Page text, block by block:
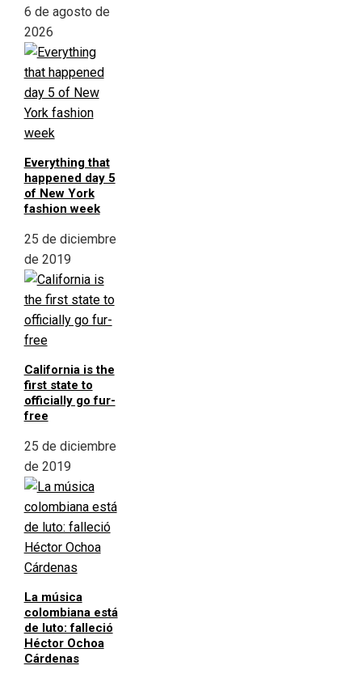
6 de agosto de
2026
Everything that
happened day 5
of New York
fashion week
25 de diciembre
de 2019
California is the
first state to
officially go fur-
free
25 de diciembre
de 2019
La música
colombiana está
de luto: falleció
Héctor Ochoa
Cárdenas